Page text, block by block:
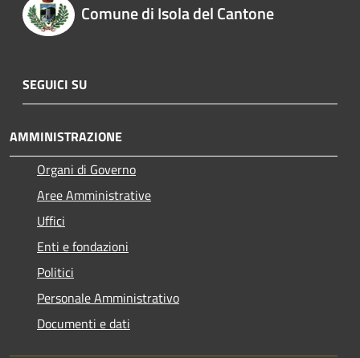
Comune di Isola del Cantone
SEGUICI SU
AMMINISTRAZIONE
Organi di Governo
Aree Amministrative
Uffici
Enti e fondazioni
Politici
Personale Amministrativo
Documenti e dati